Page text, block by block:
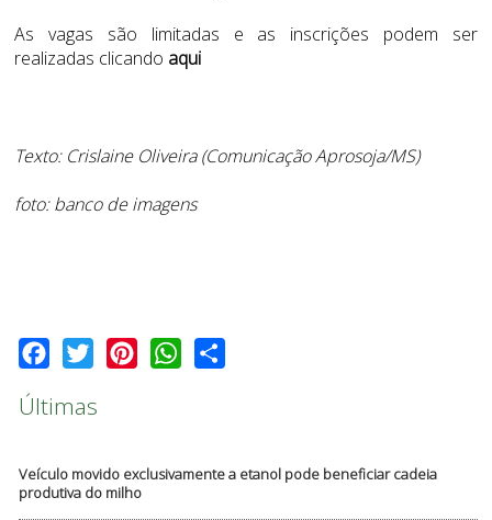
Últimas
Veículo movido exclusivamente a etanol pode beneficiar cadeia
produtiva do milho
As vagas são limitadas e as inscrições podem ser
realizadas clicando aqui
Texto: Crislaine Oliveira (Comunicação Aprosoja/MS)
foto: banco de imagens
Facebook
Twitter PinterestWhatsApp